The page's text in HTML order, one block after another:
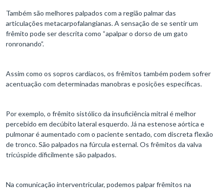
Também são melhores palpados com a região palmar das
articulações metacarpofalangianas. A sensação de se sentir um
frêmito pode ser descrita como “apalpar o dorso de um gato
ronronando”.
Assim como os sopros cardíacos, os frêmitos também podem sofrer
acentuação com determinadas manobras e posições específicas.
Por exemplo, o frêmito sistólico da insuficiência mitral é melhor
percebido em decúbito lateral esquerdo. Já na estenose aórtica e
pulmonar é aumentado com o paciente sentado, com discreta flexão
de tronco. São palpados na fúrcula esternal. Os frêmitos da valva
tricúspide dificilmente são palpados.
Na comunicação interventricular, podemos palpar frêmitos na